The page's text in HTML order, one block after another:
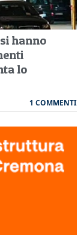
hanno
lo
1 COMMENTI